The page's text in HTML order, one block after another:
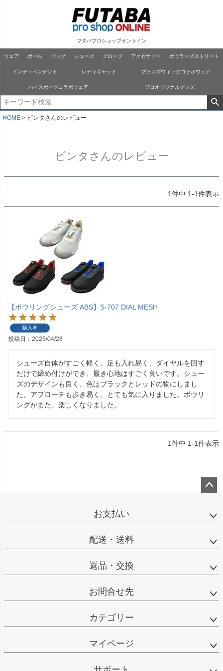
フタバプロショップオンライン
ウェア ボール バッグ シューズ グローブ アクセサリー ボウラーズストリート
インディペンデント レディキャット ブランズウィックコラボウェア
ハイスポーツコラボウェア プロオリジナルグッズ
HOME ビンタさんのレビュー
ビンタさんのレビュー
1件中 1-1件表示
【ボウリングシューズ ABS】S-707 DIAL MESH
購入者
投稿日 2025/04/28
シューズ自体がすごく軽く、足も入れ易く、ダイヤルを回す
だけで締め付けができ、履き心地はすごく良いです。シュー
ズのデザインも良く、色はブラックとレッドの物にしまし
た。アプローチも歩き易く、とても気に入りました。ボウリ
ングがまた、楽しくなりました。
1件中 1-1件表示
ップ
お支払い
配送・送料
返品・交換
お問合せ先
カテゴリー
マイページ